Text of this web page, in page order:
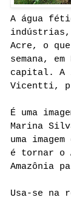
A água
indústrias,
Acre, o
semana,
capital.
A
Vicentti,
É uma
Marina
uma
é tornar o
Amazônia
Usa-se na